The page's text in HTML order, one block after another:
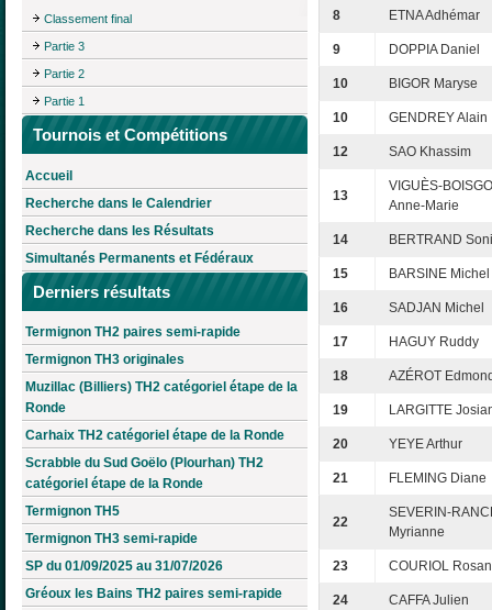
Classement final
Partie 3
Partie 2
Partie 1
Tournois et Compétitions
Accueil
Recherche dans le Calendrier
Recherche dans les Résultats
Simultanés Permanents et Fédéraux
Derniers résultats
Termignon TH2 paires semi-rapide
Termignon TH3 originales
Muzillac (Billiers) TH2 catégoriel étape de la
Ronde
Carhaix TH2 catégoriel étape de la Ronde
Scrabble du Sud Goëlo (Plourhan) TH2
catégoriel étape de la Ronde
Termignon TH5
Termignon TH3 semi-rapide
SP du 01/09/2025 au 31/07/2026
Gréoux les Bains TH2 paires semi-rapide
8 ETNA Adhémar
9 DOPPIA Daniel
10 BIGOR Maryse
10 GENDREY Alain
12 SAO Khassim
13
VIGUÈS-
Anne-Marie
14 BERTRAND
15 BARSINE Michel
16 SADJAN Michel
17 HAGUY Ruddy
18 AZÉROT
19 LARGITTE
20 YEYE Arthur
21 FLEMING Diane
22
SEVERIN-
Myrianne
23 COURIOL Rosan
24 CAFFA Julien